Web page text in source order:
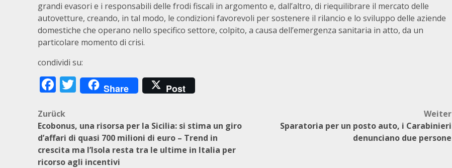
grandi evasori e i responsabili delle frodi fiscali in argomento e, dall’altro, di riequilibrare il mercato delle
autovetture, creando, in tal modo, le condizioni favorevoli per sostenere il rilancio e lo sviluppo delle aziende
domestiche che operano nello specifico settore, colpito, a causa dell’emergenza sanitaria in atto, da un
particolare momento di crisi.
condividi su:
Facebook
Twitter
Share Post
Beitragsnavigation
Zurück
Ecobonus, una risorsa per la Sicilia: si stima un giro
d’affari di quasi 700 milioni di euro – Trend in
crescita ma l’Isola resta tra le ultime in Italia per
ricorso agli incentivi
Weiter
Sparatoria per un posto auto, i Carabinieri
denunciano due persone